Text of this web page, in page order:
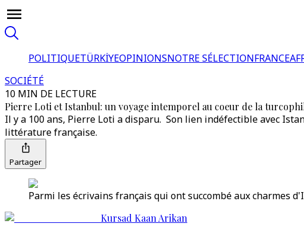
POLITIQUETÜRKİYEOPINIONSNOTRE SÉLECTIONFRANCE
SOCIÉTÉ
10 MIN DE LECTURE
Pierre Loti et Istanbul: un voyage intemporel au coeur de la
Il y a 100 ans, Pierre Loti a disparu. Son lien indéfectible avec
littérature française.
Partager
Parmi les écrivains français qui ont succombé aux charmes
Kursad Kaan Arikan